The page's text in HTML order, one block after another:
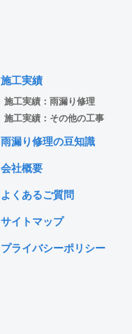
施工実績
施工実績：雨漏り修理
施工実績：その他の工事
雨漏り修理の豆知識
会社概要
よくあるご質問
サイトマップ
プライバシーポリシー